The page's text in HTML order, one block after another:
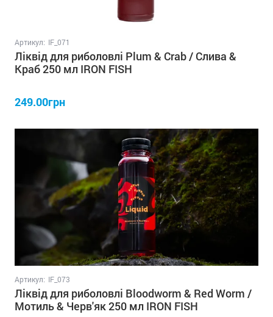
Артикул: IF_071
Ліквід для риболовлі Plum & Crab / Слива &
Краб 250 мл IRON FISH
249.00грн
Артикул: IF_073
Ліквід для риболовлі Bloodworm & Red Worm /
Мотиль & Черв'як 250 мл IRON FISH